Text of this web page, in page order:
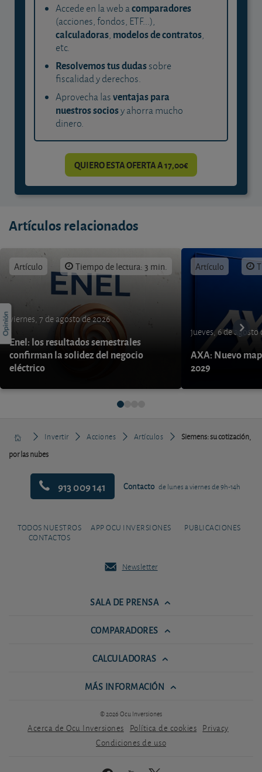
Accede en la web acomparadores
(acciones, fondos, ETF...),
calculadoras, modelos de contratos,
etc.
Resolvemos tus dudassobre
fiscalidad y derechos.
Aprovecha lasventajas para
nuestros sociosy ahorra mucho
dinero.
QUIERO ESTA OFERTA A 17,00€
Artículos relacionados
Artículo Tiempo de lectura: 3 min.
viernes, 7 de agosto de 2026
Enel: los resultados semestrales
confirman la solidez del negocio
eléctrico
Artículo
jueves, 6 de agosto
AXA: Nuevo
2029
Invertir Acciones Artículos
Siemens: su cotización,
por las nubes
913 009 141 Contacto de lunes a viernes de 9h-14h
TODOS NUESTROS
CONTACTOS
APP OCU INVERSIONES PUBLICACIONES
Newsletter
SALA DE PRENSA
COMPARADORES
CALCULADORAS
MÁS INFORMACIÓN
© 2026 Ocu Inversiones
Acerca de Ocu Inversiones Política de cookies Privacy
Condiciones de uso